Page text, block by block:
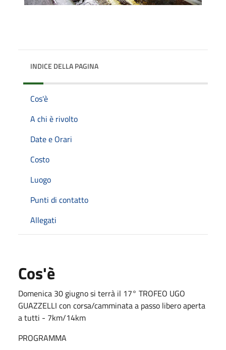
INDICE DELLA PAGINA
Cos'è
A chi è rivolto
Date e Orari
Costo
Luogo
Punti di contatto
Allegati
Cos'è
Domenica 30 giugno si terrà il 17° TROFEO UGO
GUAZZELLI con corsa/camminata a passo libero aperta
a tutti - 7km/14km
PROGRAMMA